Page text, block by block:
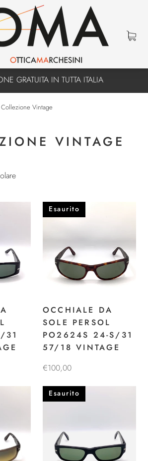
GRATUITA IN TUTTA ITALIA
Collezione Vintage
VINTAGE
31
Esaurito
OCCHIALE DA
SOLE PERSOL
PO2624S 24-S/31
57/18 VINTAGE
€100,00
Esaurito